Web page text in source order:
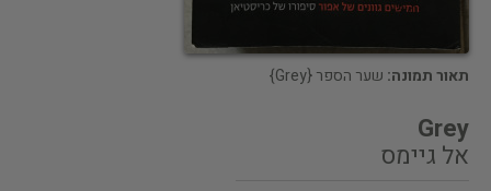
תאור תמונה: שער הספר {Grey}
Grey
אל גיימס